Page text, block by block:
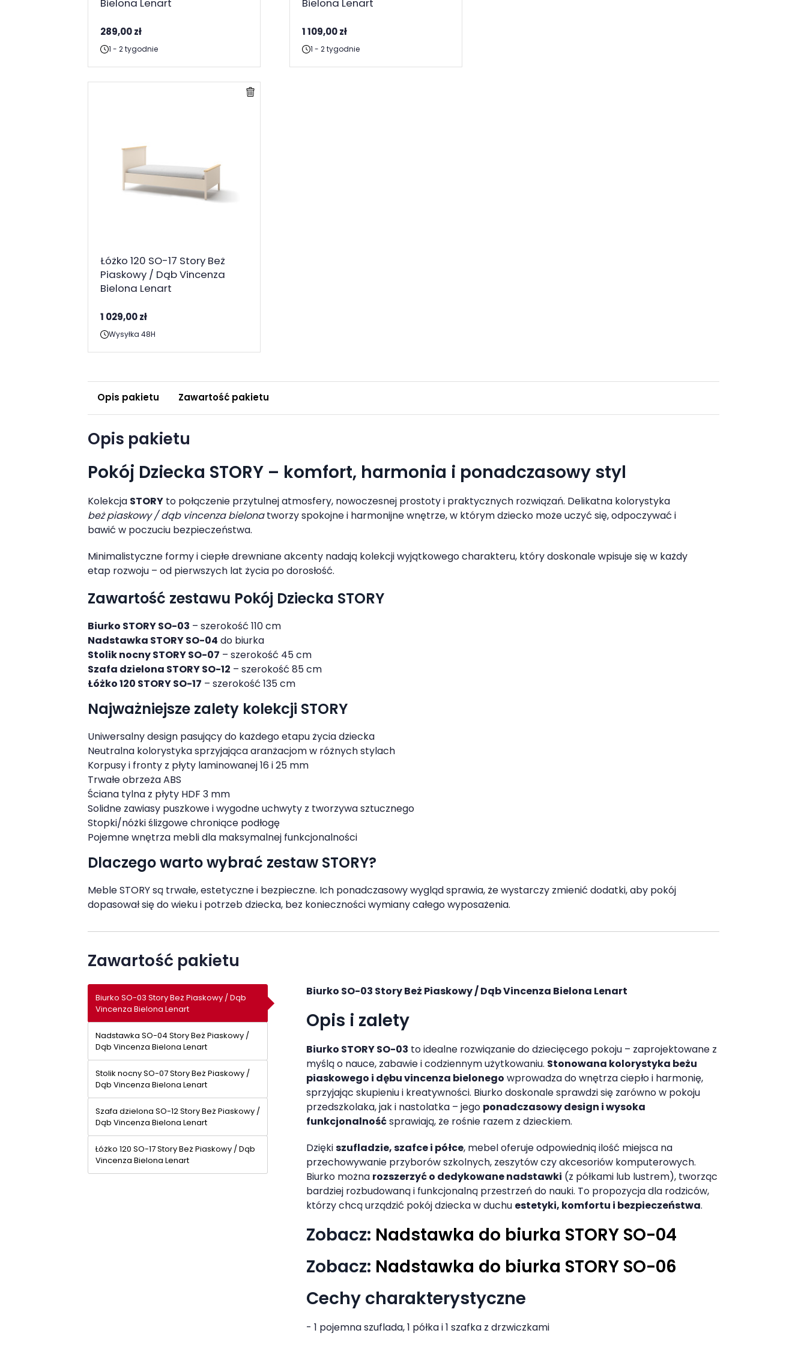
Bielona Lenart
289,00 zł
1 - 2 tygodnie
Bielona Lenart
1 109,00 zł
1 - 2 tygodnie
Łóżko 120 SO-17 Story Beż
Piaskowy / Dąb Vincenza
Bielona Lenart
1 029,00 zł
Wysyłka 48H
Opis pakietu Zawartość pakietu
Opis pakietu
Pokój Dziecka STORY – komfort, harmonia i ponadczasowy styl
Kolekcja STORY to połączenie przytulnej atmosfery, nowoczesnej prostoty i praktycznych rozwiązań. Delikatna kolorystyka
beż piaskowy / dąb vincenza bielonatworzy spokojne i harmonijne wnętrze, w którym dziecko może uczyć się, odpoczywać i
bawić w poczuciu bezpieczeństwa.
Minimalistyczne formy i ciepłe drewniane akcenty nadają kolekcji wyjątkowego charakteru, który doskonale wpisuje się w każdy
etap rozwoju – od pierwszych lat życia po dorosłość.
Zawartość zestawu Pokój Dziecka STORY
Biurko STORY SO-03 – szerokość 110 cm
Nadstawka STORY SO-04 do biurka
Stolik nocny STORY SO-07 – szerokość 45 cm
Szafa dzielona STORY SO-12 – szerokość 85 cm
Łóżko 120 STORY SO-17 – szerokość 135 cm
Najważniejsze zalety kolekcji STORY
Uniwersalny design pasujący do każdego etapu życia dziecka
Neutralna kolorystyka sprzyjająca aranżacjom w różnych stylach
Korpusy i fronty z płyty laminowanej 16 i 25 mm
Trwałe obrzeża ABS
Ściana tylna z płyty HDF 3 mm
Solidne zawiasy puszkowe i wygodne uchwyty z tworzywa sztucznego
Stopki/nóżki ślizgowe chroniące podłogę
Pojemne wnętrza mebli dla maksymalnej funkcjonalności
Dlaczego warto wybrać zestaw STORY?
Meble STORY są trwałe, estetyczne i bezpieczne. Ich ponadczasowy wygląd sprawia, że wystarczy zmienić dodatki, aby pokój
dopasował się do wieku i potrzeb dziecka, bez konieczności wymiany całego wyposażenia.
Zawartość pakietu
Biurko SO-03 Story Beż Piaskowy / Dąb
Vincenza Bielona Lenart
Nadstawka SO-04 Story Beż Piaskowy /
Dąb Vincenza Bielona Lenart
Stolik nocny SO-07 Story Beż Piaskowy /
Dąb Vincenza Bielona Lenart
Szafa dzielona SO-12 Story Beż Piaskowy /
Dąb Vincenza Bielona Lenart
Łóżko 120 SO-17 Story Beż Piaskowy / Dąb
Vincenza Bielona Lenart
Biurko SO-03 Story Beż Piaskowy / Dąb Vincenza Bielona Lenart
Opis i zalety
Biurko STORY SO-03 to idealne rozwiązanie do dziecięcego pokoju – zaprojektowane z
myślą o nauce, zabawie i codziennym użytkowaniu. Stonowana kolorystyka beżu
piaskowego i dębu vincenza bielonego wprowadza do wnętrza ciepło i harmonię,
sprzyjając skupieniu i kreatywności. Biurko doskonale sprawdzi się zarówno w pokoju
przedszkolaka, jak i nastolatka – jego ponadczasowy design i wysoka
funkcjonalnośćsprawiają, że rośnie razem z dzieckiem.
Dziękiszufladzie, szafce i półce, mebel oferuje odpowiednią ilość miejsca na
przechowywanie przyborów szkolnych, zeszytów czy akcesoriów komputerowych.
Biurko można rozszerzyć o dedykowane nadstawki (z półkami lub lustrem), tworząc
bardziej rozbudowaną i funkcjonalną przestrzeń do nauki. To propozycja dla rodziców,
którzy chcą urządzić pokój dziecka w duchu estetyki, komfortu i bezpieczeństwa.
Zobacz: Nadstawka do biurka STORY SO-04
Zobacz: Nadstawka do biurka STORY SO-06
Cechy charakterystyczne
- 1 pojemna szuflada, 1 półka i 1 szafka z drzwiczkami